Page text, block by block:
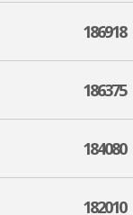
186918
186375
184080
182010